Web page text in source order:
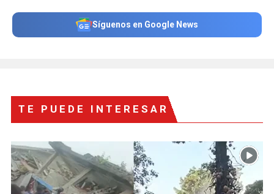
Síguenos en Google News
TE PUEDE INTERESAR